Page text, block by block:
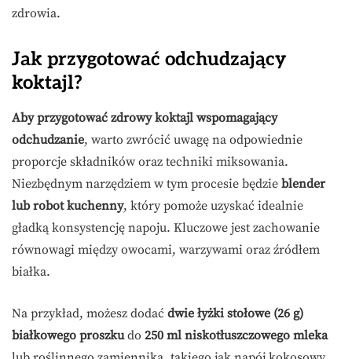
zdrowia.
Jak przygotować odchudzający
koktajl?
Aby przygotować zdrowy koktajl wspomagający
odchudzanie, warto zwrócić uwagę na odpowiednie
proporcje składników oraz techniki miksowania.
Niezbędnym narzędziem w tym procesie będzie blender
lub robot kuchenny, który pomoże uzyskać idealnie
gładką konsystencję napoju. Kluczowe jest zachowanie
równowagi między owocami, warzywami oraz źródłem
białka.
Na przykład, możesz dodać dwie łyżki stołowe (26 g)
białkowego proszkudo 250 ml niskotłuszczowego mleka